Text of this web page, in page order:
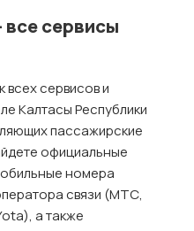
все сервисы
сервисов и
Калтасы Республики
пассажирские
официальные
номера
связи (МТС,
а также